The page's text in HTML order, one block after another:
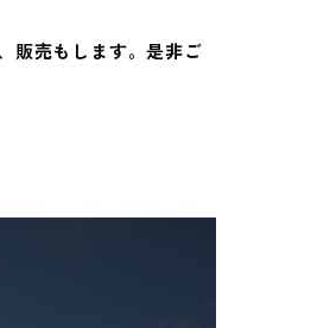
販売もします。是非ご